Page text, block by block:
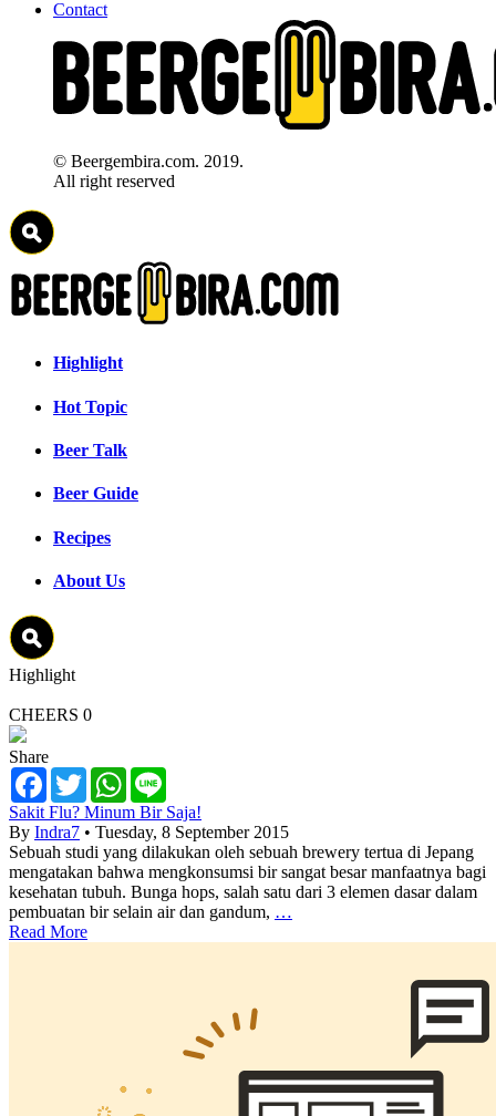
Contact
© Beergembira.com. 2019.
All right reserved
Highlight
Hot Topic
Beer Talk
Beer Guide
Recipes
About Us
Highlight
CHEERS 0
Share
FacebookTwitterWhatsApp
Sakit Flu? Minum Bir Saja!
By Indra7 • Tuesday, 8 September 2015
Sebuah studi yang dilakukan oleh sebuah brewery tertua di Jepang
mengatakan bahwa mengkonsumsi bir sangat besar manfaatnya bagi
kesehatan tubuh. Bunga hops, salah satu dari 3 elemen dasar dalam
pembuatan bir selain air dan gandum, …
Read More